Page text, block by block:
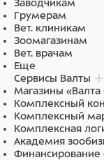
Заводчикам
Грумерам
Вет. клиникам
Зоомагазинам
Вет. врачам
Еще
Сервисы Валты
Магазины «Валта
Комплексный
Комплексный
Комплексная
Академия
Финансирование